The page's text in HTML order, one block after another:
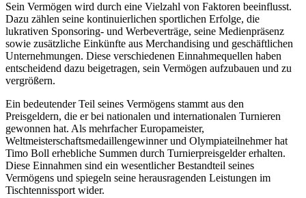
Sein Vermögen wird durch eine Vielzahl von Faktoren beeinflusst.
Dazu zählen seine kontinuierlichen sportlichen Erfolge, die
lukrativen Sponsoring- und Werbeverträge, seine Medienpräsenz
sowie zusätzliche Einkünfte aus Merchandising und geschäftlichen
Unternehmungen. Diese verschiedenen Einnahmequellen haben
entscheidend dazu beigetragen, sein Vermögen aufzubauen und zu
vergrößern.
Ein bedeutender Teil seines Vermögens stammt aus den
Preisgeldern, die er bei nationalen und internationalen Turnieren
gewonnen hat. Als mehrfacher Europameister,
Weltmeisterschaftsmedaillengewinner und Olympiateilnehmer hat
Timo Boll erhebliche Summen durch Turnierpreisgelder erhalten.
Diese Einnahmen sind ein wesentlicher Bestandteil seines
Vermögens und spiegeln seine herausragenden Leistungen im
Tischtennissport wider.